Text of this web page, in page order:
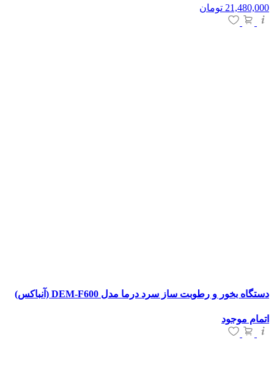
21,480,000 تومان
دستگاه بخور و رطوبت ساز سرد درما مدل DEM-F600 (آنباکس)
اتمام موجود